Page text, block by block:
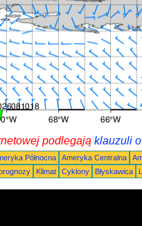
podlegają klauzuli
Północna Ameryka Centralna
Klimat Cyklony Błyskawica